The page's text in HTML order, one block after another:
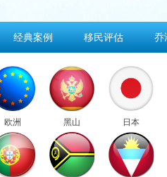
经典案例 移民评估 乔
欧洲 黑山 日本